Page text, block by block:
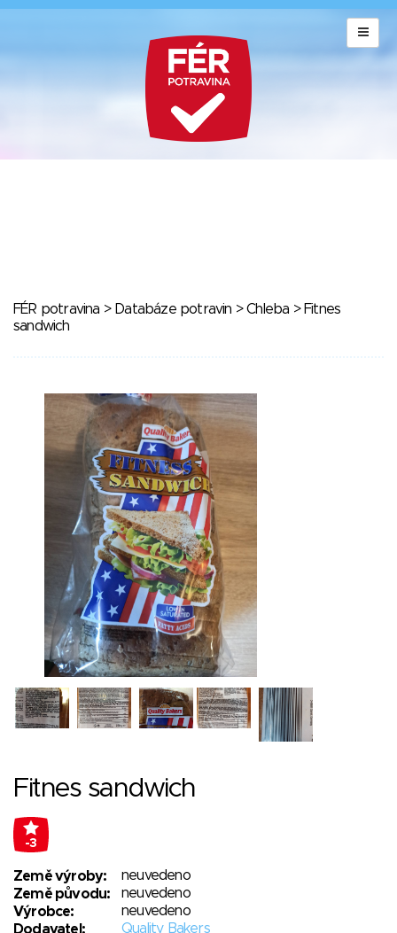
FÉR potravina > Databáze potravin >Chleba > Fitnes
sandwich
Fitnes sandwich
-3
Země výroby:
neuvedeno
Země původu:
neuvedeno
Výrobce:
neuvedeno
Dodavatel:
Quality Bakers